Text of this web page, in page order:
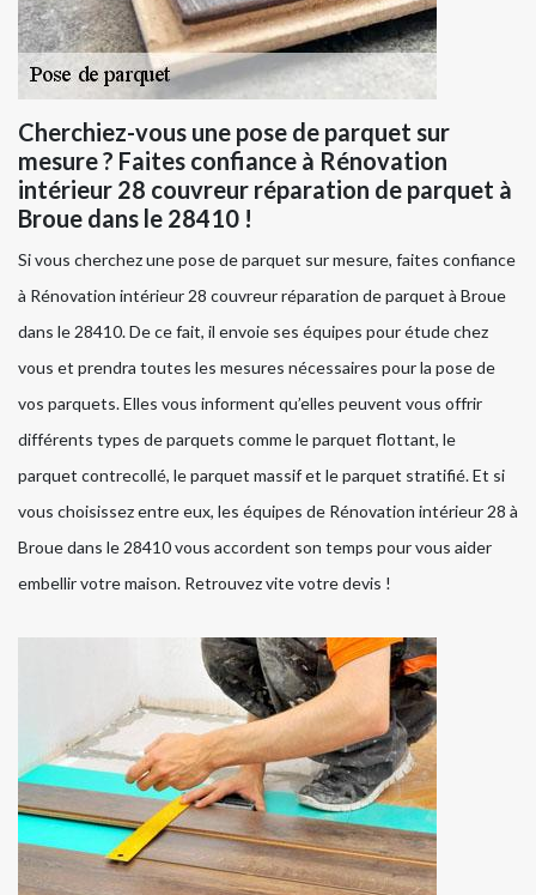
Cherchiez-vous une pose de parquet sur
mesure ? Faites confiance à Rénovation
intérieur 28 couvreur réparation de parquet à
Broue dans le 28410 !
Si vous cherchez une pose de parquet sur mesure, faites confiance
à Rénovation intérieur 28 couvreur réparation de parquet à Broue
dans le 28410. De ce fait, il envoie ses équipes pour étude chez
vous et prendra toutes les mesures nécessaires pour la pose de
vos parquets. Elles vous informent qu’elles peuvent vous offrir
différents types de parquets comme le parquet flottant, le
parquet contrecollé, le parquet massif et le parquet stratifié. Et si
vous choisissez entre eux, les équipes de Rénovation intérieur 28 à
Broue dans le 28410 vous accordent son temps pour vous aider
embellir votre maison. Retrouvez vite votre devis !